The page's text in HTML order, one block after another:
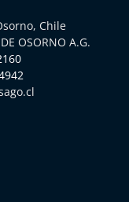
Chile
OSORNO A.G.